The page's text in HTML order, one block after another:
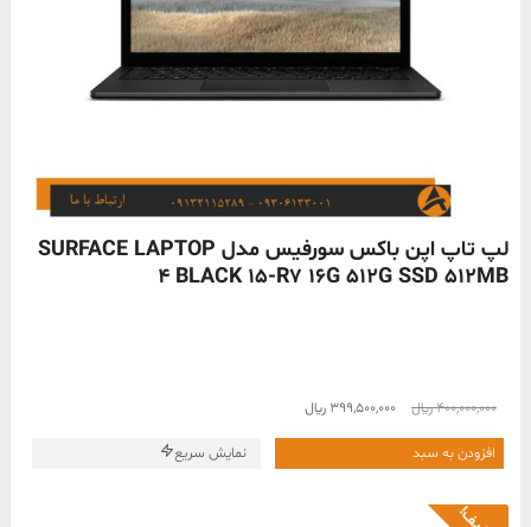
ناموجود
لپ تاپ اپن باکس سورفیس مدل SURFACE LAPTOP
4 BLACK 15-R7 16G 512G SSD 512MB
400,000,000﷼
قیمت
بود.
399,500,000 ﷼قیمت
399,500,000 ﷼
است.
افزودن به سبد نمایش سریع